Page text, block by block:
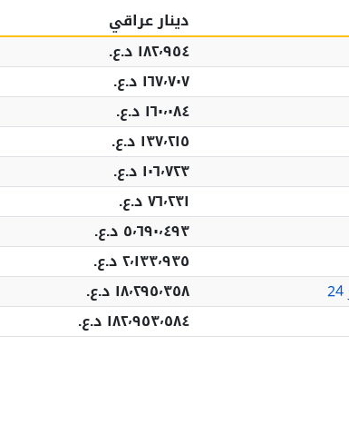
دينار عراقي
١٨٢٬٩٥٤ د.ع.‏
١٦٧٬٧٠٧ د.ع.‏
١٦٠٬٠٨٤ د.ع.‏
١٣٧٬٢١٥ د.ع.‏
١٠٦٬٧٢٣ د.ع.‏
٧٦٬٢٣١ د.ع.‏
٥٬٦٩٠٬٤٩٣ د.ع.‏
٢٬١٣٣٬٩٣٥ د.ع.‏
١٨٬٢٩٥٬٣٥٨ د.ع.‏
١٨٢٬٩٥٣٬٥٨٤ د.ع.‏